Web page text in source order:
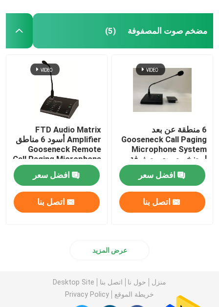
مضخم صوت المصفوفة (5)
6 منطقة عن بعد
Gooseneck Call Paging
Microphone System
لمضخم صوت مصفوفة
افضل سعر
اتصل بنا
FTD Audio Matrix
Amplifier أسود 6 مناطق
Gooseneck Remote
Call Paging Microphone
أسود
افضل سعر
اتصل بنا
عرض المزيد
منزل حول نا اتصل بنا
Desktop Site
خريطة الموقع
Privacy Policy